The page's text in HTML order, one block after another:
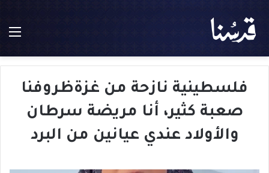
فلسطينية نازحة من غزةظروفنا
صعبة كثير، أنا مريضة سرطان
والأولاد عندي عيانين من البرد